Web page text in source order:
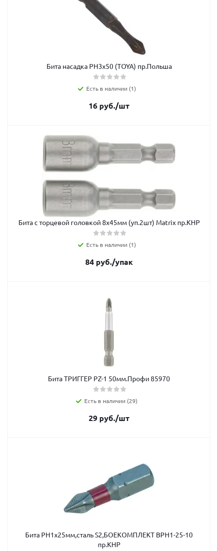
Бита насадка PН3х50 (TOYA) пр.Польша
Есть в наличии (1)
16 руб./шт
Бита с торцевой головкой 8х45мм (уп.2шт) Matrix пр.КНР
Есть в наличии (1)
84 руб./упак
Бита ТРИГГЕР РZ-1 50мм.Профи 85970
Есть в наличии (29)
29 руб./шт
Бита РН1х25мм,сталь S2,БОЕКОМПЛЕКТ ВРН1-25-10
пр.КНР